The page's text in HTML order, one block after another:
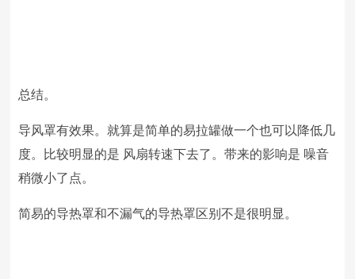
总结。
导风罩有效果。就算是简单的易拉罐做一个也可以降低几
度。比较明显的是 风扇转速下去了。带来的影响是 噪音
稍微小了点。
简易的导热罩和不漏气的导热罩区别不是很明显。